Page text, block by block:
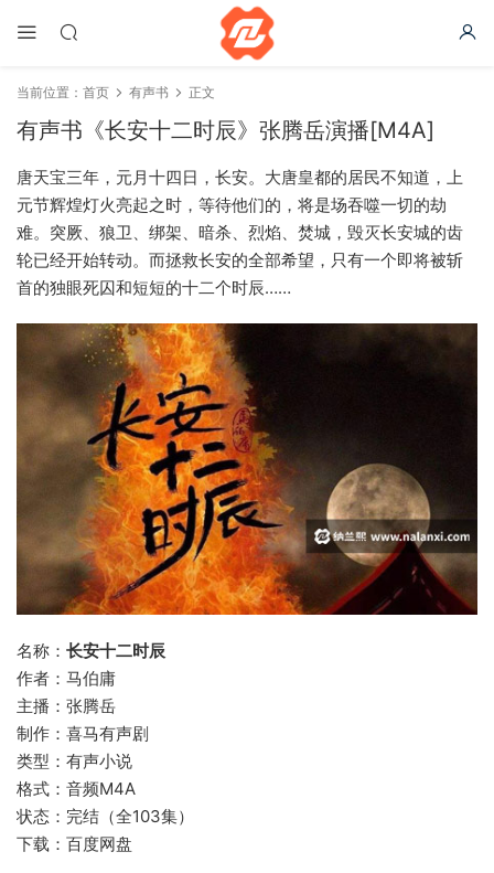
当前位置： 首页 有声书 正文
有声书《长安十二时辰》张腾岳演播[M4A]
唐天宝三年，元月十四日，长安。大唐皇都的居民不知道，上
元节辉煌灯火亮起之时，等待他们的，将是场吞噬一切的劫
难。突厥、狼卫、绑架、暗杀、烈焰、焚城，毁灭长安城的齿
轮已经开始转动。而拯救长安的全部希望，只有一个即将被斩
首的独眼死囚和短短的十二个时辰……
名称： 长安十二时辰
作者：马伯庸
主播：张腾岳
制作：喜马有声剧
类型：有声小说
格式：音频M4A
状态：完结（全103集）
下载：百度网盘